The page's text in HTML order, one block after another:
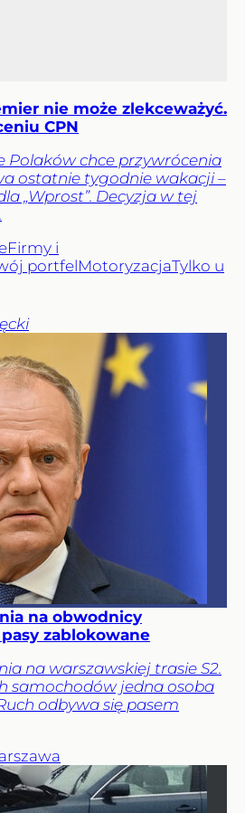
nie może zlekceważyć.
CPN
Polaków chce przywrócenia
ostatnie tygodnie wakacji –
„Wprost”. Decyzja w tej
Firmy i
portfelMotoryzacjaTylko u
na obwodnicy
zablokowane
na warszawskiej trasie S2.
samochodów jedna osoba
odbywa się pasem